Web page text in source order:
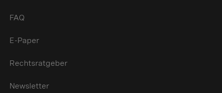
FAQ
E-Paper
Rechtsratgeber
Newsletter